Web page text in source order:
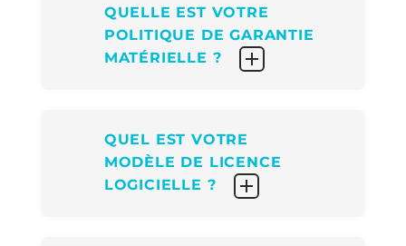
QUELLE EST VOTRE
POLITIQUE DE GARANTIE
MATÉRIELLE ?
QUEL EST VOTRE
MODÈLE DE LICENCE
LOGICIELLE ?